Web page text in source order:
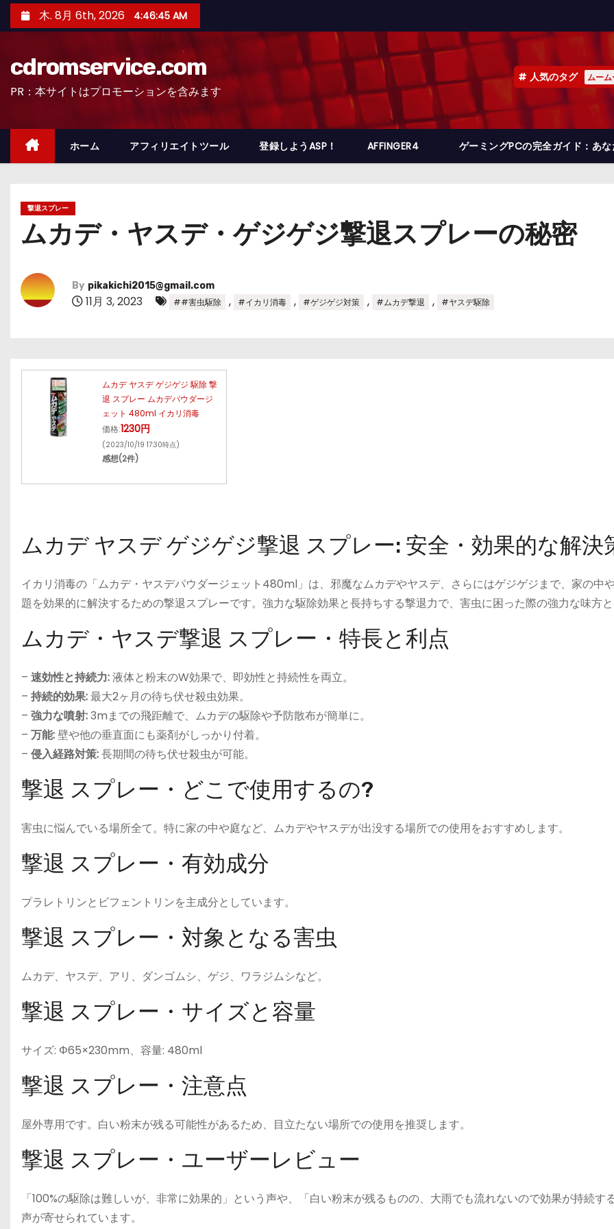
ン
ッ
木. 8月 6th, 2026 4:46:46 AM
cdromservice.com
PR：本サイトはプロモーションを含みます
人気のタグ ムー
ホーム アフィリエイトツール 登録しようASP！ AFFINGER4 ゲーミングPCの完全ガイド：あ
撃退スプレー
ムカデ・ヤスデ・ゲジゲジ撃退スプレーの秘密
By pikakichi2015@gmail.com
11月 3, 2023 ##害虫駆除 , #イカリ消毒 , #ゲジゲジ対策 , #ムカデ撃退 , #ヤスデ駆除
ムカデ ヤスデ ゲジゲジ 駆除 撃
退 スプレー ムカデパウダージ
ェット 480ml イカリ消毒
価格:1230円
(2023/10/19 17:30時点)
感想(2件)
ムカデ ヤスデ ゲジゲジ撃退 スプレー: 安全・効果的な解決
イカリ消毒の「ムカデ・ヤスデパウダージェット480ml」は、邪魔なムカデやヤスデ、さらにはゲジゲジまで、家の中
題を効果的に解決するための撃退スプレーです。強力な駆除効果と長持ちする撃退力で、害虫に困った際の強力な味方
ムカデ・ヤスデ撃退 スプレー・特長と利点
– 速効性と持続力:液体と粉末のW効果で、即効性と持続性を両立。
– 持続的効果:最大2ヶ月の待ち伏せ殺虫効果。
– 強力な噴射:3mまでの飛距離で、ムカデの駆除や予防散布が簡単に。
– 万能: 壁や他の垂直面にも薬剤がしっかり付着。
– 侵入経路対策:長期間の待ち伏せ殺虫が可能。
撃退 スプレー・どこで使用するの?
害虫に悩んでいる場所全て。特に家の中や庭など、ムカデやヤスデが出没する場所での使用をおすすめします。
撃退 スプレー・有効成分
プラレトリンとビフェントリンを主成分としています。
撃退 スプレー・対象となる害虫
ムカデ、ヤスデ、アリ、ダンゴムシ、ゲジ、ワラジムシなど。
撃退 スプレー・サイズと容量
サイズ: Φ65×230mm、容量: 480ml
撃退 スプレー・注意点
屋外専用です。白い粉末が残る可能性があるため、目立たない場所での使用を推奨します。
撃退 スプレー・ユーザーレビュー
「100%の駆除は難しいが、非常に効果的」という声や、「白い粉末が残るものの、大雨でも流れないので効果が持続す
声が寄せられています。